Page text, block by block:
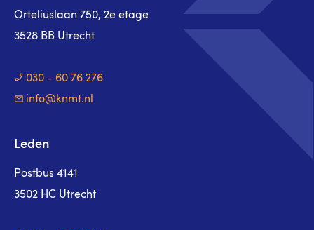
Orteliuslaan 750, 2e etage
3528 BB Utrecht
030 - 60 76 276
info@knmt.nl
Leden
Postbus 4141
3502 HC Utrecht